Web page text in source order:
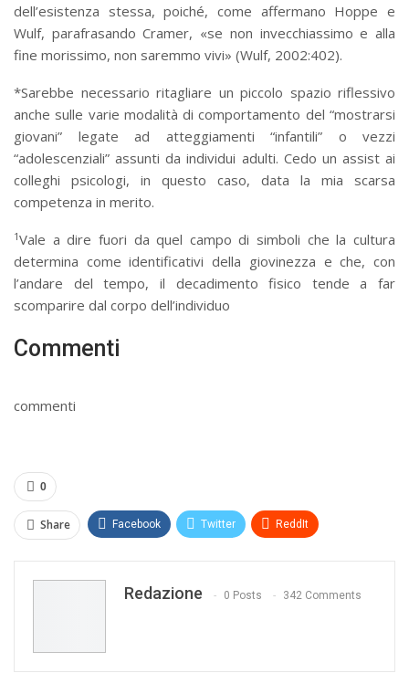
dell’esistenza stessa, poiché, come affermano Hoppe e
Wulf, parafrasando Cramer, «se non invecchiassimo e alla
fine morissimo, non saremmo vivi» (Wulf, 2002:402).
*Sarebbe necessario ritagliare un piccolo spazio riflessivo
anche sulle varie modalità di comportamento del “mostrarsi
giovani” legate ad atteggiamenti “infantili” o vezzi
“adolescenziali” assunti da individui adulti. Cedo un assist ai
colleghi psicologi, in questo caso, data la mia scarsa
competenza in merito.
1Vale a dire fuori da quel campo di simboli che la cultura
determina come identificativi della giovinezza e che, con
l’andare del tempo, il decadimento fisico tende a far
scomparire dal corpo dell’individuo
Commenti
commenti
0
Share Facebook Twitter ReddIt
Redazione 0 Posts 342 Comments